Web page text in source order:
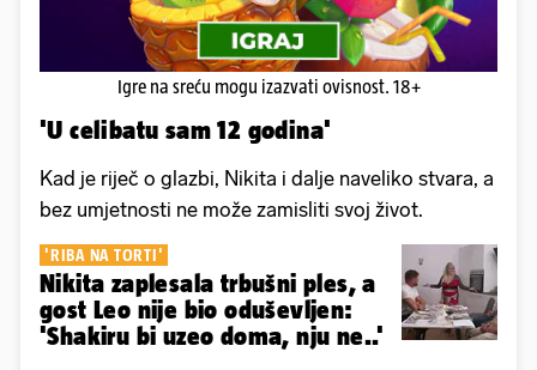
Igre na sreću mogu izazvati ovisnost. 18+
'U celibatu sam 12 godina'
Kad je riječ o glazbi, Nikita i dalje naveliko stvara, a
bez umjetnosti ne može zamisliti svoj život.
'RIBA NA TORTI'
Nikita zaplesala trbušni ples, a
gost Leo nije bio oduševljen:
'Shakiru bi uzeo doma, nju ne..'